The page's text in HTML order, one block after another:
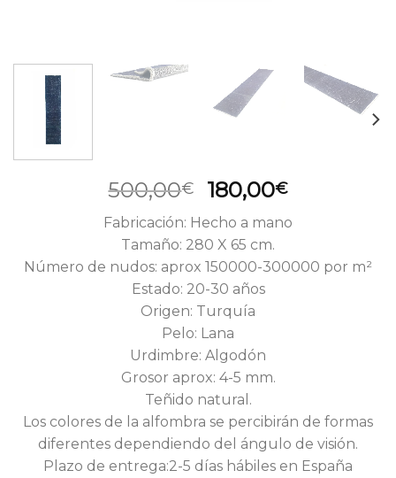
500,00€
El
precio
original
era:
500,00€.
180,00€El
actual
180,00€.
Fabricación: Hecho a mano
Tamaño: 280 X 65 cm.
Número de nudos: aprox 150000-300000 por m²
Estado: 20-30 años
Origen: Turquía
Pelo: Lana
Urdimbre: Algodón
Grosor aprox: 4-5 mm.
Teñido natural.
Los colores de la alfombra se percibirán de formas
diferentes dependiendo del ángulo de visión.
Plazo de entrega:2-5 días hábiles en España